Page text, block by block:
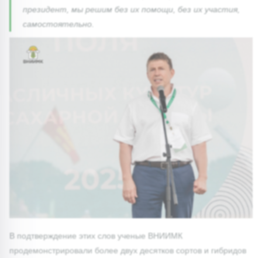
президент, мы решим без их помощи, без их участия,
самостоятельно.
В подтверждение этих слов ученые ВНИИМК
продемонстрировали более двух десятков сортов и гибридов